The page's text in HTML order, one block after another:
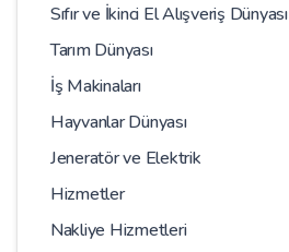
Sıfır ve İkinci El Alışveriş Dünyası
Tarım Dünyası
İş Makinaları
Hayvanlar Dünyası
Jeneratör ve Elektrik
Hizmetler
Nakliye Hizmetleri